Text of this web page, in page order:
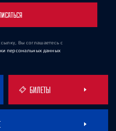
Вы соглашаетесь с
персональных данных
БИЛЕТЫ